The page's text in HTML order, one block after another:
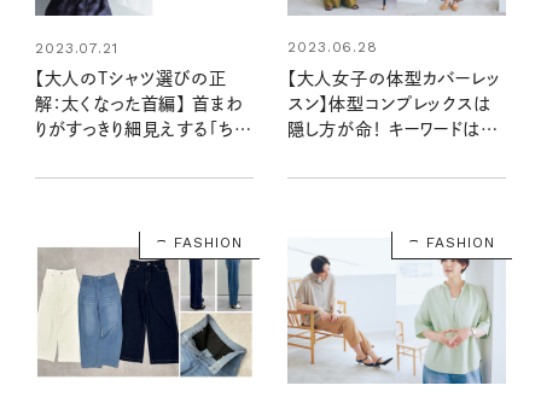
2023.07.21
【大人のTシャツ選びの正
解：太くなった首編】 首まわ
りがすっきり細見えする「ちょ
2023.06.28
【大人女子の体型カバーレッ
スン】体型コンプレックスは
隠し方が命！ キーワードは
FASHION FASHION